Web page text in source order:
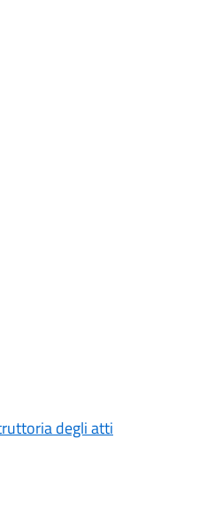
degli atti